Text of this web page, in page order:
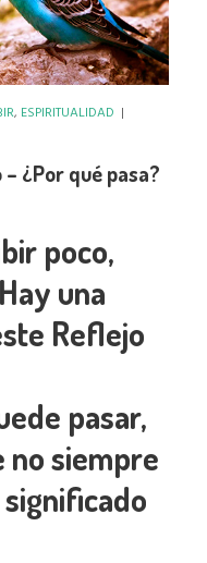
, ESPIRITUALIDAD |
¿Por qué pasa?
poco,
una
Reflejo
pasar,
no siempre